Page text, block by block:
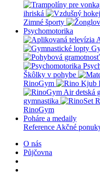
ihriská
Zimné športy
Psychomotorika
Škôlky v pohybe
RinoGym
gymnastika
RinoGym
Poháre a medaily
Reference Akčné
O nás
Půjčovna